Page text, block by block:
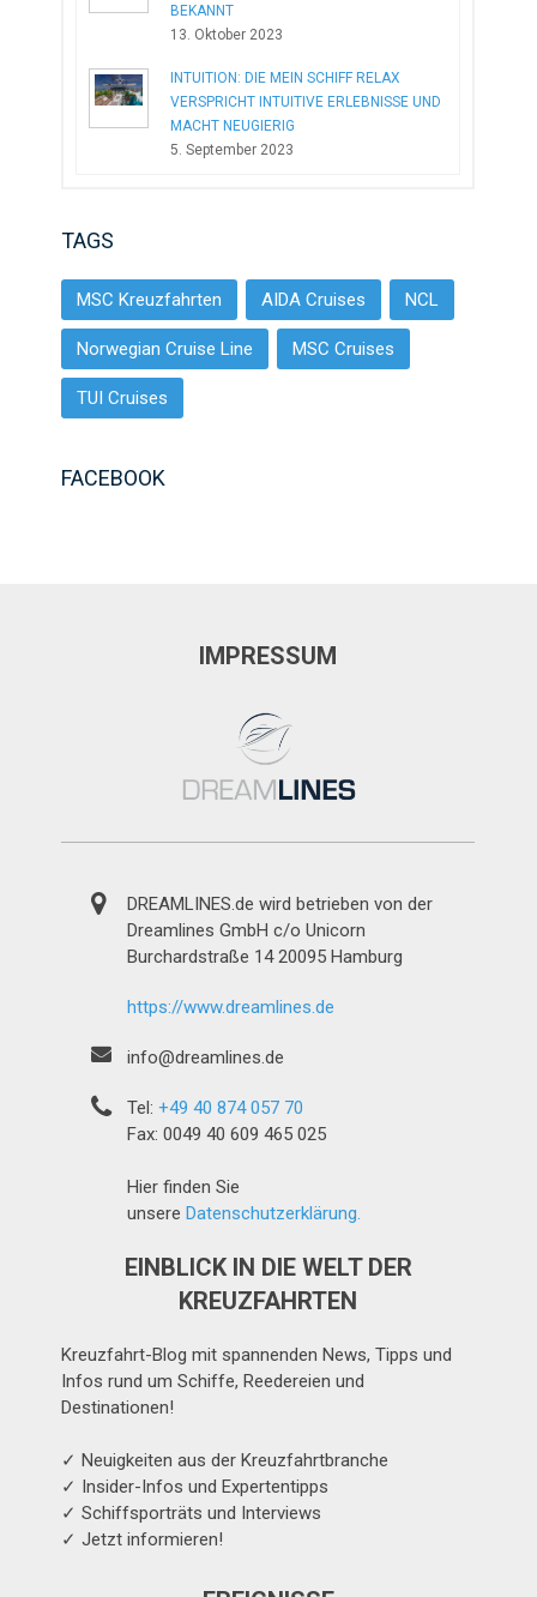
BEKANNT
13. Oktober 2023
INTUITION: DIE MEIN SCHIFF RELAX
VERSPRICHT INTUITIVE ERLEBNISSE UND
MACHT NEUGIERIG
5. September 2023
TAGS
MSC Kreuzfahrten AIDA Cruises NCL
Norwegian Cruise Line MSC Cruises
TUI Cruises
FACEBOOK
IMPRESSUM
DREAMLINES.de wird betrieben von der
Dreamlines GmbH c/o Unicorn
Burchardstraße 14 20095 Hamburg
https://www.dreamlines.de
info@dreamlines.de
Tel:+49 40 874 057 70
Fax: 0049 40 609 465 025
Hier finden Sie
unsereDatenschutzerklärung.
EINBLICK IN DIE WELT DER
KREUZFAHRTEN
Kreuzfahrt-Blog mit spannenden News, Tipps und
Infos rund um Schiffe, Reedereien und
Destinationen!
✓ Neuigkeiten aus der Kreuzfahrtbranche
✓ Insider-Infos und Expertentipps
✓ Schiffsporträts und Interviews
✓ Jetzt informieren!